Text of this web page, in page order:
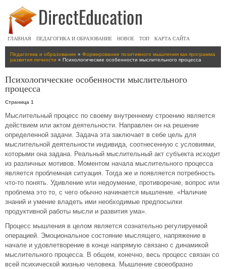
ГЛАВНАЯ ПЕДАГОГИКА И ОБРАЗОВАНИЕ НОВОЕ ТОП КАРТА САЙТА
Педагогика и образование » Формирование позитивного мышления как программа
развития личности » Психологические особенности мыслительного процесса
Психологические особенности мыслительного
процесса
Страница 1
Мыслительный процесс по своему внутреннему строению является
действием или актом деятельности. Направлен он на решение
определенной задачи. Задача эта заключает в себе цель для
мыслительной деятельности индивида, соотнесенную с условиями,
которыми она задана. Реальный мыслительный акт субъекта исходит
из различных мотивов. Моментом начала мыслительного процесса
является проблемная ситуация. Тогда же и появляется потребность
что-то понять. Удивление или недоумение, противоречие, вопрос или
проблема это то, с чего обычно начинается мышление. «Наличие
знаний и умение владеть ими необходимые предпосылки
продуктивной работы мысли и развития ума».
Процесс мышления в целом является сознательно регулируемой
операцией. Эмоциональное состояние мыслящего, напряжение в
начале и удовлетворение в конце напрямую связано с динамикой
мыслительного процесса. В общем, конечно, весь процесс связан со
всей психической жизнью человека. Мышление своеобразно